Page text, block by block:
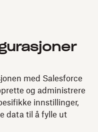
med Salesforce
og administrere
innstillinger,
data til å fylle ut